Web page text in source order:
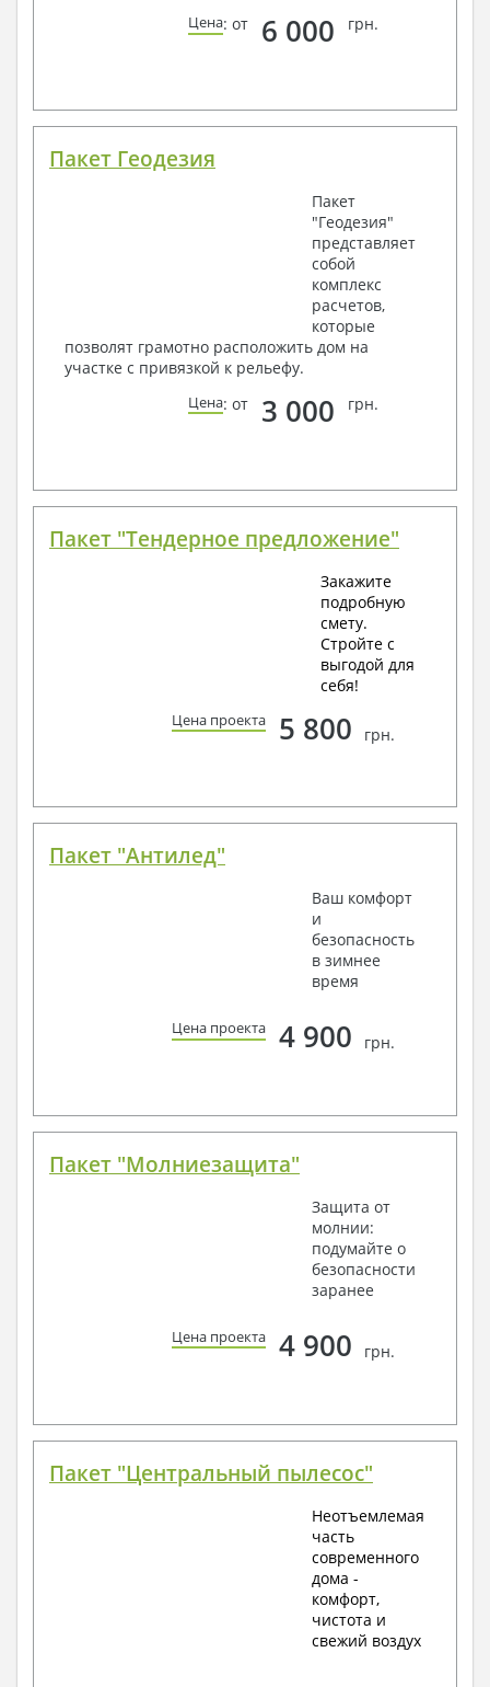
Цена: от 6 000 грн.
Пакет Геодезия
Пакет
"Геодезия"
представляет
собой
комплекс
расчетов,
которые
позволят грамотно расположить дом на
участке с привязкой к рельефу.
Цена: от 3 000 грн.
Пакет "Тендерное предложение"
Закажите
подробную
смету.
Стройте с
выгодой для
себя!
Цена проекта 5 800 грн.
Пакет "Антилед"
Ваш комфорт
и
безопасность
в зимнее
время
Цена проекта 4 900 грн.
Пакет "Молниезащита"
Защита от
молнии:
подумайте о
безопасности
заранее
Цена проекта 4 900 грн.
Пакет "Центральный пылесос"
Неотъемлемая
часть
современного
дома -
комфорт,
чистота и
свежий воздух